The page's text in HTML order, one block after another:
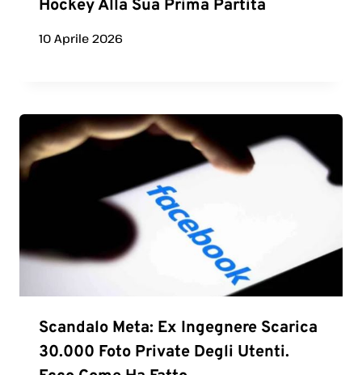
Hockey Alla Sua Prima Partita
10 Aprile 2026
Scandalo Meta: Ex Ingegnere Scarica
30.000 Foto Private Degli Utenti.